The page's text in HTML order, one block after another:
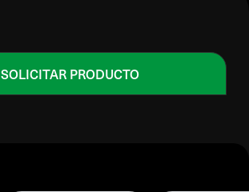
SOLICITAR PRODUCTO